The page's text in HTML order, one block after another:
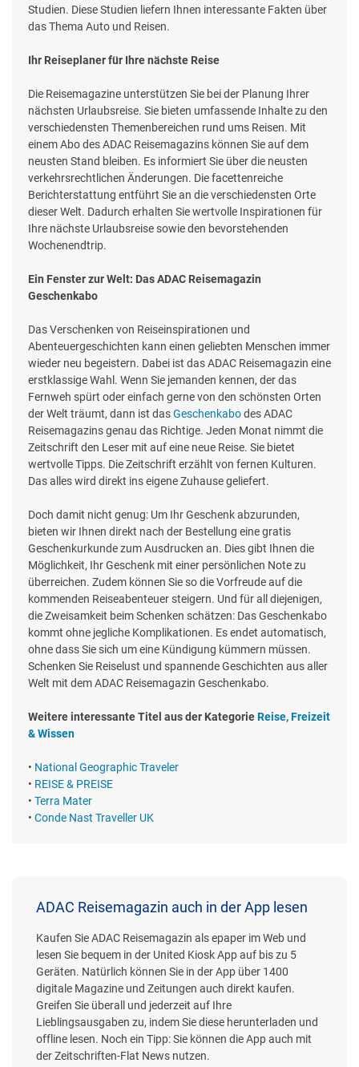
Studien. Diese Studien liefern Ihnen interessante Fakten über
das Thema Auto und Reisen.
Ihr Reiseplaner für Ihre nächste Reise
Die Reisemagazine unterstützen Sie bei der Planung Ihrer
nächsten Urlaubsreise. Sie bieten umfassende Inhalte zu den
verschiedensten Themenbereichen rund ums Reisen. Mit
einem Abo des ADAC Reisemagazins können Sie auf dem
neusten Stand bleiben. Es informiert Sie über die neusten
verkehrsrechtlichen Änderungen. Die facettenreiche
Berichterstattung entführt Sie an die verschiedensten Orte
dieser Welt. Dadurch erhalten Sie wertvolle Inspirationen für
Ihre nächste Urlaubsreise sowie den bevorstehenden
Wochenendtrip.
Ein Fenster zur Welt: Das ADAC Reisemagazin
Geschenkabo
Das Verschenken von Reiseinspirationen und
Abenteuergeschichten kann einen geliebten Menschen immer
wieder neu begeistern. Dabei ist das ADAC Reisemagazin eine
erstklassige Wahl. Wenn Sie jemanden kennen, der das
Fernweh spürt oder einfach gerne von den schönsten Orten
der Welt träumt, dann ist dasGeschenkabodes ADAC
Reisemagazins genau das Richtige. Jeden Monat nimmt die
Zeitschrift den Leser mit auf eine neue Reise. Sie bietet
wertvolle Tipps. Die Zeitschrift erzählt von fernen Kulturen.
Das alles wird direkt ins eigene Zuhause geliefert.
Doch damit nicht genug: Um Ihr Geschenk abzurunden,
bieten wir Ihnen direkt nach der Bestellung eine gratis
Geschenkurkunde zum Ausdrucken an. Dies gibt Ihnen die
Möglichkeit, Ihr Geschenk mit einer persönlichen Note zu
überreichen. Zudem können Sie so die Vorfreude auf die
kommenden Reiseabenteuer steigern. Und für all diejenigen,
die Zweisamkeit beim Schenken schätzen: Das Geschenkabo
kommt ohne jegliche Komplikationen. Es endet automatisch,
ohne dass Sie sich um eine Kündigung kümmern müssen.
Schenken Sie Reiselust und spannende Geschichten aus aller
Welt mit dem ADAC Reisemagazin Geschenkabo.
Weitere interessante Titel aus der KategorieReise, Freizeit
& Wissen
• National Geographic Traveler
• REISE & PREISE
• Terra Mater
• Conde Nast Traveller UK
ADAC Reisemagazin auch in der App lesen
Kaufen Sie ADAC Reisemagazin als epaper im Web und
lesen Sie bequem in der United Kiosk App auf bis zu 5
Geräten. Natürlich können Sie in der App über 1400
digitale Magazine und Zeitungen auch direkt kaufen.
Greifen Sie überall und jederzeit auf Ihre
Lieblingsausgaben zu, indem Sie diese herunterladen und
offline lesen. Noch ein Tipp: Sie können die App auch mit
der Zeitschriften-Flat News nutzen.